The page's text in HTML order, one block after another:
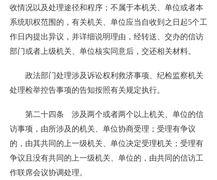
收情况以及处理途径和程序；不属于本机关、单位或者本
系统职权范围的，有关机关、单位应当自收到之日起5个工
作日内提出异议，并详细说明理由，经转送、交办的信访
部门或者上级机关、单位核实同意后，交还相关材料。
政法部门处理涉及诉讼权利救济事项、纪检监察机关
处理检举控告事项的告知按照有关规定执行。
第二十四条 涉及两个或者两个以上机关、单位的信
访事项，由所涉及的机关、单位协商受理；受理有争议
的，由其共同的上一级机关、单位决定受理机关；受理有
争议且没有共同的上一级机关、单位的，由共同的信访工
作联席会议协调处理。